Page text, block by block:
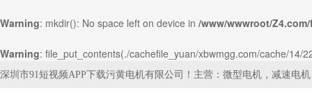
Warning: mkdir(): No space left on device in /www/wwwroot/
Warning: file_put_contents(./cachefile_yuan/xbwmgg.com/cache/
深圳市91短视频APP下载污黄电机有限公司！主营：微型电机，减速电